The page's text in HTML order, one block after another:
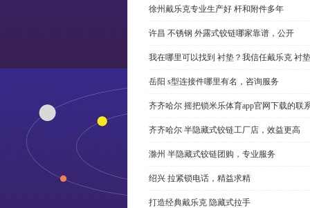
徐州戴乐克专业生产好 杆和附件多年
许昌 不锈钢 外露式铰链哪家靠谱，公开
我在哪里可以找到 衬垫？我信任戴乐克 衬
岳阳 s型连接件哪里有名，咨询服务
齐齐哈尔 摇把锁米乐体育app官网下载的联
齐齐哈尔 半隐藏式铰链工厂店，效益更高
滁州 半隐藏式铰链团购，专业服务
绍兴 拉紧锁电话，精益求精
打造经典戴乐克 隐藏式拉手